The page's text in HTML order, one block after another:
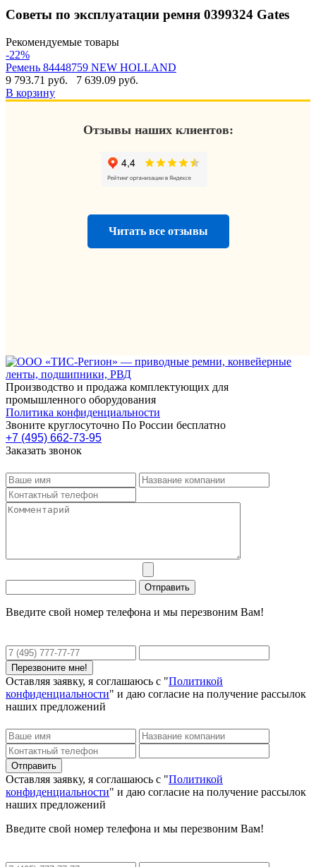
Советы по эксплуатации ремня 0399324 Gates
Рекомендуемые товары
-22%
Ремень 84448759 NEW HOLLAND
9 793.71 руб.
7 639.09 руб.
В корзину
Отзывы наших клиентов:
Читать все отзывы
Производство и продажа комплектующих для
промышленного оборудования
Политика конфиденциальности
Звоните круглосуточно По России бесплатно
+7 (495) 662-73-95
Заказать звонок
Введите свой номер телефона и мы перезвоним Вам!
Оставляя заявку, я соглашаюсь с "Политикой
конфиденциальности" и даю согласие на получение рассылок
наших предложений
Оставляя заявку, я соглашаюсь с "Политикой
конфиденциальности" и даю согласие на получение рассылок
наших предложений
Введите свой номер телефона и мы перезвоним Вам!